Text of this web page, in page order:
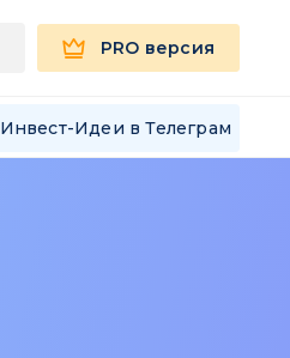
PRO версия
Инвест-Идеи в Телеграм